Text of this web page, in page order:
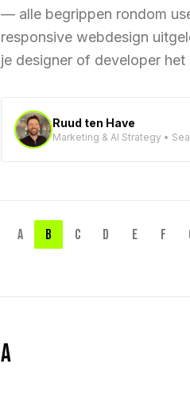
— alle begrippen rondom
responsive webdesign
je designer of developer het
Ruud ten Have
Marketing & AI Strategy •
A B C D E F
A